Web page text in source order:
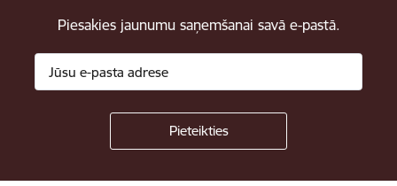
Piesakies jaunumu saņemšanai savā e-pastā.